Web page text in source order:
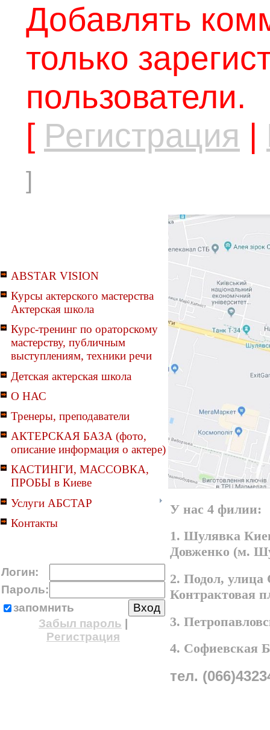
Добавлять
только
пользователи.
[ Регистрация |
]
ABSTAR VISION
Курсы актерского мастерства
Актерская школа
Курс-тренинг по ораторскому
мастерству, публичным
выступлениям, техники речи
Детская актерская школа
О НАС
Тренеры, преподаватели
АКТЕРСКАЯ БАЗА (фото,
описание информация о актере)
КАСТИНГИ, МАССОВКА,
ПРОБЫ в Киеве
Услуги АБСТАР
Контакты
Логин:
Пароль:
запомнить
Забыл пароль
Регистрация
У нас 4 филии:
1. Шулявка
Довженко (м.
2. Подол,
Контрактовая
3.
4. Софиевская
тел.